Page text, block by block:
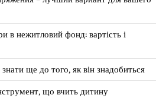
в нежитловий фонд: вартість і
ще до того, як він знадобиться
що вчить дитину